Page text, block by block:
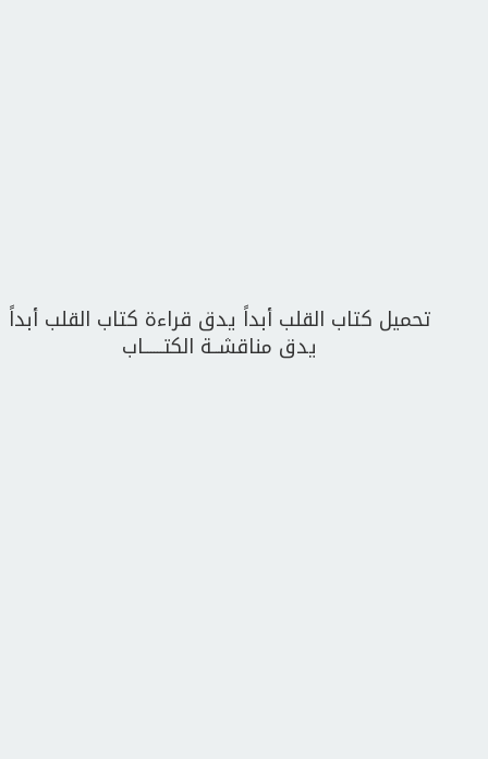
تحميل كتاب القلب أبداً يدق قراءة كتاب القلب أبداً
يدق مناقشــة الكتــــــاب